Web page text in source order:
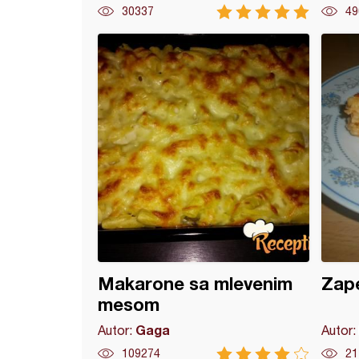
30337
Makarone sa mlevenim
mesom
Autor: Gaga
109274
Autor: